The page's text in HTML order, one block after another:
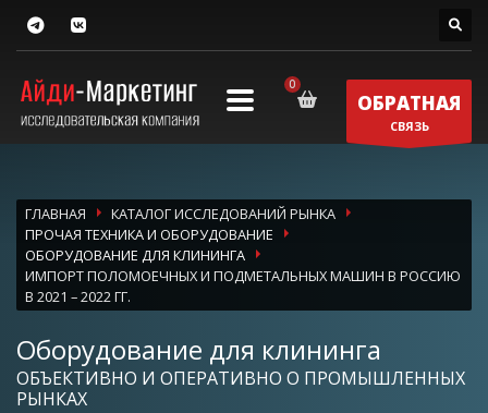
ОБРАТНАЯ
СВЯЗЬ
ГЛАВНАЯ
КАТАЛОГ ИССЛЕДОВАНИЙ РЫНКА
ПРОЧАЯ ТЕХНИКА И ОБОРУДОВАНИЕ
ОБОРУДОВАНИЕ ДЛЯ КЛИНИНГА
ИМПОРТ ПОЛОМОЕЧНЫХ И ПОДМЕТАЛЬНЫХ МАШИН В РОССИЮ
В 2021 – 2022 ГГ.
Оборудование для клининга
ОБЪЕКТИВНО И ОПЕРАТИВНО О ПРОМЫШЛЕННЫХ
РЫНКАХ